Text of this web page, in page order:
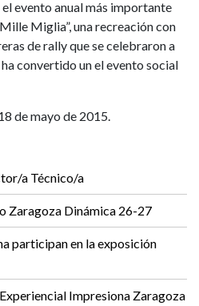
evento anual más importante
Miglia”, una recreación con
de rally que se celebraron a
convertido un el evento social
de mayo de 2015.
a Técnico/a
Zaragoza Dinámica 26-27
participan en la exposición
Impresiona Zaragoza